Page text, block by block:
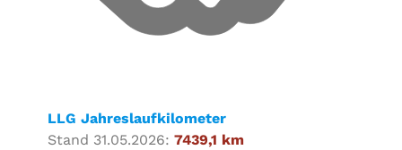
LLG Jahreslaufkilometer
Stand 31.05.2026: 7439,1 km